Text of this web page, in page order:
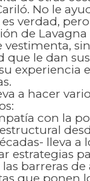
No le
verdad,
de
vestimenta,
que le dan
experiencia
a hacer
con la
lleva a
estrategias
barreras de